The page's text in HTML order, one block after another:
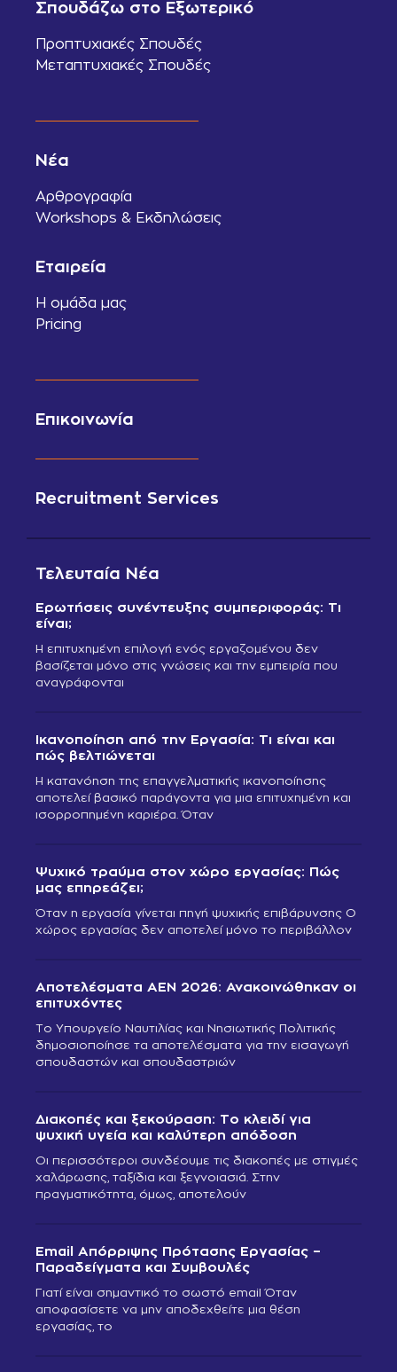
Σπουδάζω στο Εξωτερικό
Προπτυχιακές Σπουδές
Μεταπτυχιακές Σπουδές
Νέα
Αρθρογραφία
Workshops & Εκδηλώσεις
Εταιρεία
Η ομάδα μας
Pricing
Επικοινωνία
Recruitment Services
Τελευταία Νέα
Ερωτήσεις συνέντευξης συμπεριφοράς: Τι
είναι;
Η επιτυχημένη επιλογή ενός εργαζομένου δεν
βασίζεται μόνο στις γνώσεις και την εμπειρία που
αναγράφονται
Ικανοποίηση από την Εργασία: Τι είναι και
πώς βελτιώνεται
Η κατανόηση της επαγγελματικής ικανοποίησης
αποτελεί βασικό παράγοντα για μια επιτυχημένη και
ισορροπημένη καριέρα. Όταν
Ψυχικό τραύμα στον χώρο εργασίας: Πώς
μας επηρεάζει;
Όταν η εργασία γίνεται πηγή ψυχικής επιβάρυνσης Ο
χώρος εργασίας δεν αποτελεί μόνο το περιβάλλον
Αποτελέσματα ΑΕΝ 2026: Ανακοινώθηκαν οι
επιτυχόντες
Το Υπουργείο Ναυτιλίας και Νησιωτικής Πολιτικής
δημοσιοποίησε τα αποτελέσματα για την εισαγωγή
σπουδαστών και σπουδαστριών
Διακοπές και ξεκούραση: Το κλειδί για
ψυχική υγεία και καλύτερη απόδοση
Οι περισσότεροι συνδέουμε τις διακοπές με στιγμές
χαλάρωσης, ταξίδια και ξεγνοιασιά. Στην
πραγματικότητα, όμως, αποτελούν
Email Απόρριψης Πρότασης Εργασίας –
Παραδείγματα και Συμβουλές
Γιατί είναι σημαντικό το σωστό email Όταν
αποφασίσετε να μην αποδεχθείτε μια θέση
εργασίας, το